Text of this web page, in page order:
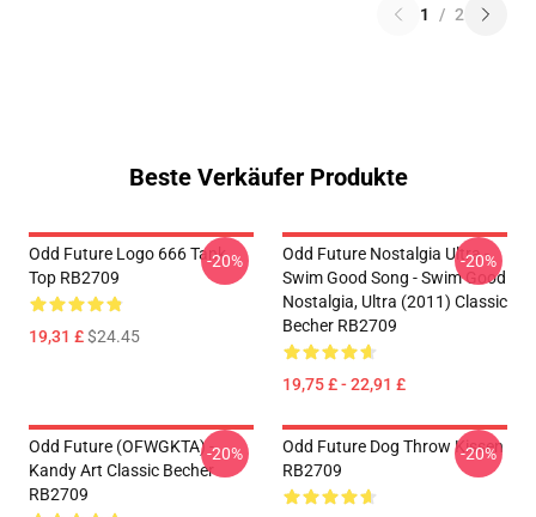
1 / 2
Beste Verkäufer Produkte
Odd Future Logo 666 Tank
Top RB2709
19,31 £$24.45
-20%
Odd Future Nostalgia Ultra -
Swim Good Song - Swim Good
Nostalgia, Ultra (2011) Classic
Becher RB2709
19,75 £ - 22,91 £
-20%
Odd Future (OFWGKTA) -
Kandy Art Classic Becher
RB2709
-20%
Odd Future Dog Throw Kissen
RB2709
-20%